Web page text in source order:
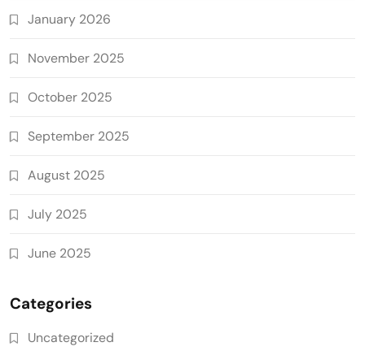
January 2026
November 2025
October 2025
September 2025
August 2025
July 2025
June 2025
Categories
Uncategorized